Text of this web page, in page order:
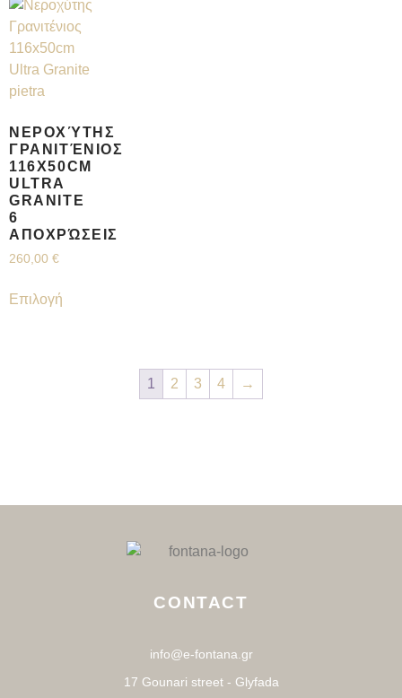
ΝΕΡΟΧΎΤΗΣ
ΓΡΑΝΙΤΈΝΙΟΣ
116X50CM
ULTRA
GRANITE
6
ΑΠΟΧΡΏΣΕΙΣ
260,00 €
Επιλογή
1 2 3 4 →
CONTACT
info@e-fontana.gr
17 Gounari street - Glyfada